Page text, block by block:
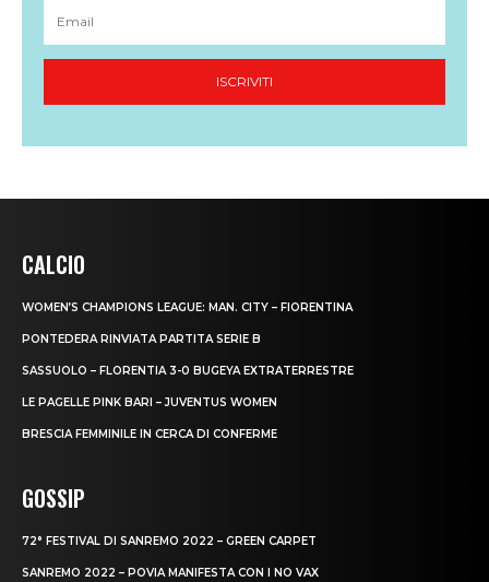
CALCIO
WOMEN’S CHAMPIONS LEAGUE: MAN. CITY – FIORENTINA
PONTEDERA RINVIATA PARTITA SERIE B
SASSUOLO – FLORENTIA 3-0 BUGEYA EXTRATERRESTRE
LE PAGELLE PINK BARI – JUVENTUS WOMEN
BRESCIA FEMMINILE IN CERCA DI CONFERME
GOSSIP
72° FESTIVAL DI SANREMO 2022 – GREEN CARPET
SANREMO 2022 – POVIA MANIFESTA CON I NO VAX